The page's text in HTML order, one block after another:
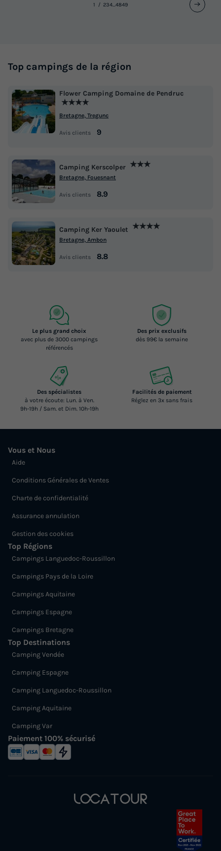
Surface
Terrasse couverte Climatisation
Cafetière Lave-vaisselle
+ 7
chambres 2 SdB TV + clim
du29/08/2026au05/09/2026
Modifier les dates
1 341,76 €
862,56 €
1 234...4849
Top campings de la région
Flower Camping Domaine de Pendruc
★★★★
Bretagne, Tregunc
Avis clients 9
Camping Kerscolper ★★★
Bretagne, Fouesnant
Avis clients 8.9
Camping Ker Yaoulet ★★★★
Bretagne, Ambon
Avis clients 8.8
Le plus grand choix
avec plus de 3000 campings
référencés
Des prix exclusifs
dès 99€ la semaine
Des spécialistes
à votre écoute: Lun. à Ven.
9h-19h / Sam. et Dim. 10h-19h
Facilités de paiement
Réglez en 3x sans frais
Vous et Nous
Aide
Conditions Générales de Ventes
Charte de confidentialité
Assurance annulation
Gestion des cookies
Top Régions
Campings Languedoc-Roussillon
Campings Pays de la Loire
Campings Aquitaine
Campings Espagne
Campings Bretagne
Top Destinations
Camping Vendée
Camping Espagne
Camping Languedoc-Roussillon
Camping Aquitaine
Camping Var
Paiement 100% sécurisé